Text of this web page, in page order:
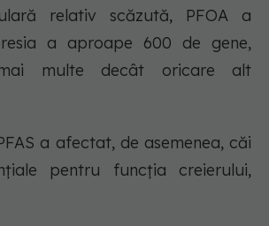
relativ scăzută, PFOA a
a aproape 600 de gene,
mai multe decât oricare alt
a afectat, de asemenea, căi
pentru funcția creierului,